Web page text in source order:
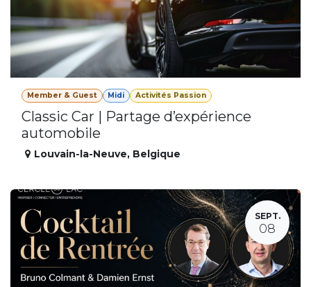
Member & Guest Midi Activités Passion
Classic Car | Partage d’expérience
automobile
Louvain-la-Neuve, Belgique
SEPT.
08